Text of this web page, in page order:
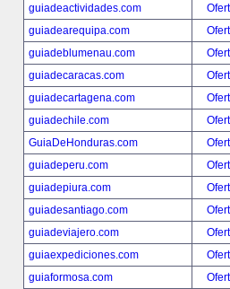
guiadeactividades.com
guiadearequipa.com
guiadeblumenau.com
guiadecaracas.com
guiadecartagena.com
guiadechile.com
GuiaDeHonduras.com
guiadeperu.com
guiadepiura.com
guiadesantiago.com
guiadeviajero.com
guiaexpediciones.com
guiaformosa.com